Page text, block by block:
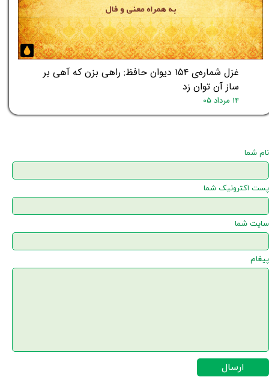
غزل شماره‌ی ۱۵۴ دیوان حافظ: راهی بزن که آهی بر
ساز آن توان زد
۱۴ مرداد ۰۵
نام شما
پست اکترونیک شما
سایت شما
پیغام
ارسال